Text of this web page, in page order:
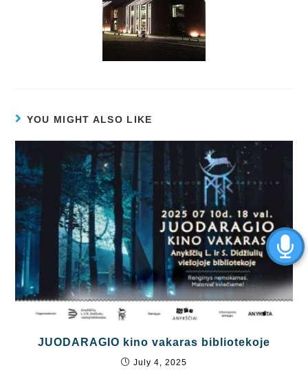
YOU MIGHT ALSO LIKE
JUODARAGIO kino vakaras bibliotekoje
July 4, 2025